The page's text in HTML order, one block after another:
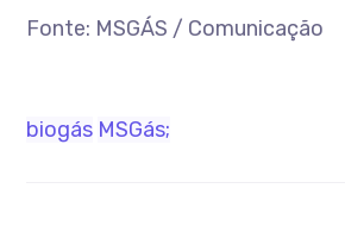
Fonte: MSGÁS / Comunicação
biogás MSGás;